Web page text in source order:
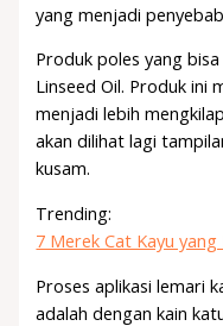
yang menjadi
Produk poles yang
Linseed Oil. Produk ini
menjadi lebih
akan dilihat lagi
kusam.
Trending:
7 Merek Cat Kayu
Proses aplikasi lemari
adalah dengan kain